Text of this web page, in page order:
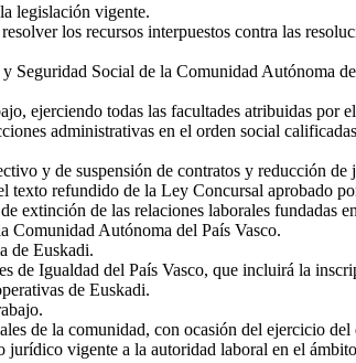
legislación vigente.
los recursos interpuestos contra las
Social de la Comunidad Autónoma
ejerciendo todas las facultades atribuidas por
administrativas en el orden social
y de suspensión de contratos y reducción de
refundido de la Ley Concursal aprobado
extinción de las relaciones laborales fundadas
Comunidad Autónoma del País Vasco.
de Euskadi.
Igualdad del País Vasco, que incluirá la
de Euskadi.
de la comunidad, con ocasión del ejercicio del
vigente a la autoridad laboral en el